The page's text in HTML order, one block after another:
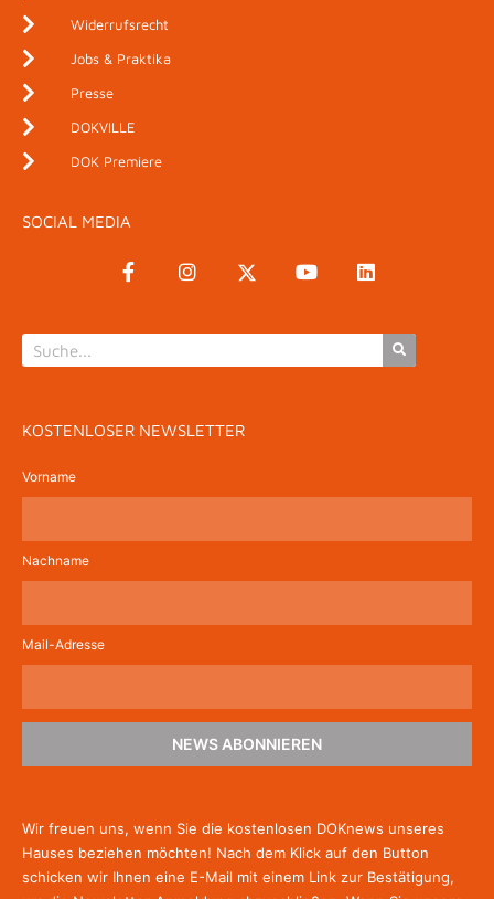
Widerrufsrecht
Jobs & Praktika
Presse
DOKVILLE
DOK Premiere
SOCIAL MEDIA
KOSTENLOSER NEWSLETTER
Vorname
Nachname
Mail-Adresse
NEWS ABONNIEREN
Wir freuen uns, wenn Sie die kostenlosen DOKnews unseres
Hauses beziehen möchten! Nach dem Klick auf den Button
schicken wir Ihnen eine E-Mail mit einem Link zur Bestätigung,